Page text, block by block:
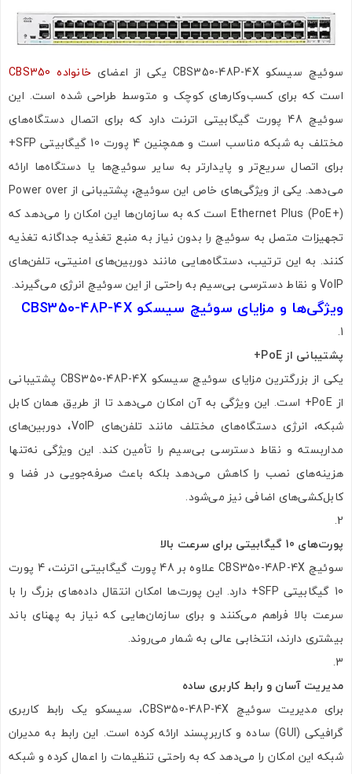
سوئیچ سیسکو CBS350-48P-4X یکی از اعضای
خانواده CBS350
است که برای کسب‌وکارهای کوچک و متوسط طراحی شده است. این
سوئیچ 48 پورت گیگابیتی اترنت دارد که برای اتصال دستگاه‌های
مختلف به شبکه مناسب است و همچنین 4 پورت 10 گیگابیتی SFP+
برای اتصال سریع‌تر و پایدارتر به سایر سوئیچ‌ها یا دستگاه‌ها ارائه
می‌دهد. یکی از ویژگی‌های خاص این سوئیچ، پشتیبانی از Power over
Ethernet Plus (PoE+) است که به سازمان‌ها این امکان را می‌دهد که
تجهیزات متصل به سوئیچ را بدون نیاز به منبع تغذیه جداگانه تغذیه
کنند. به این ترتیب، دستگاه‌هایی مانند دوربین‌های امنیتی، تلفن‌های
VoIP و نقاط دسترسی بی‌سیم به راحتی از این سوئیچ انرژی می‌گیرند.
ویژگی‌ها و مزایای سوئیچ سیسکو CBS350-48P-4X
پشتیبانی از PoE+
یکی از بزرگترین مزایای سوئیچ سیسکو CBS350-48P-4X پشتیبانی
از PoE+ است. این ویژگی به آن امکان می‌دهد تا از طریق همان کابل
شبکه، انرژی دستگاه‌های مختلف مانند تلفن‌های VoIP، دوربین‌های
مداربسته و نقاط دسترسی بی‌سیم را تأمین کند. این ویژگی نه‌تنها
هزینه‌های نصب را کاهش می‌دهد بلکه باعث صرفه‌جویی در فضا و
کابل‌کشی‌های اضافی نیز می‌شود.
پورت‌های 10 گیگابیتی برای سرعت بالا
سوئیچ CBS350-48P-4X علاوه بر 48 پورت گیگابیتی اترنت، 4 پورت
10 گیگابیتی SFP+ دارد. این پورت‌ها امکان انتقال داده‌های بزرگ را با
سرعت بالا فراهم می‌کنند و برای سازمان‌هایی که نیاز به پهنای باند
بیشتری دارند، انتخابی عالی به شمار می‌روند.
مدیریت آسان و رابط کاربری ساده
برای مدیریت سوئیچ CBS350-48P-4X، سیسکو یک رابط کاربری
گرافیکی (GUI) ساده و کاربرپسند ارائه کرده است. این رابط به مدیران
شبکه این امکان را می‌دهد که به راحتی تنظیمات را اعمال کرده و شبکه